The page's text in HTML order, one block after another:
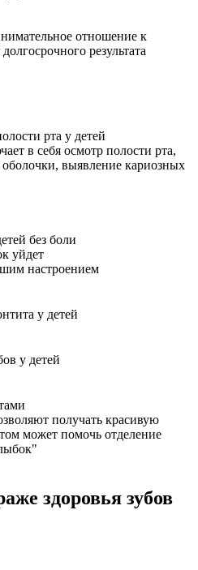
отношение к
результата
рта у детей
в себя осмотр полости рта,
оболочки, выявление кариозных
без боли
уйдет
настроением
у детей
у детей
получать красивую
может помочь отделение
здоровья зубов